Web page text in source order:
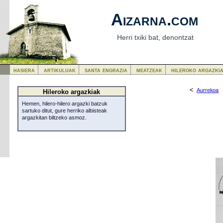
Aizarna.com
Herri txiki bat, denontzat
<Aurrekoa
Hileroko argazkiak
Hemen, hilero-hilero argazki batzuk
sartuko ditut, gure herriko albisteak
argazkitan biltzeko asmoz.
hasiera artikuluak santa engrazia meatzeak hileroko